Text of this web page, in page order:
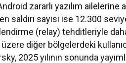
zararlı yazılım ailelerine
saldırı sayısı ise 12.300
(relay) tehditleriyle
diğer bölgelerdeki
2025 yılının sonunda